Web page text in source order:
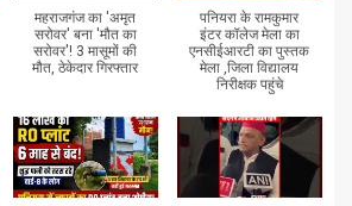
महराजगंज का 'अमृत
सरोवर' बना 'मौत का
सरोवर'! 3 मासूमों की
मौत, ठेकेदार गिरफ्तार
पनियरा के रामकुमार
इंटर कॉलेज मेला का
एनसीईआरटी का पुस्तक
मेला ,जिला विद्यालय
निरीक्षक पहुंचे